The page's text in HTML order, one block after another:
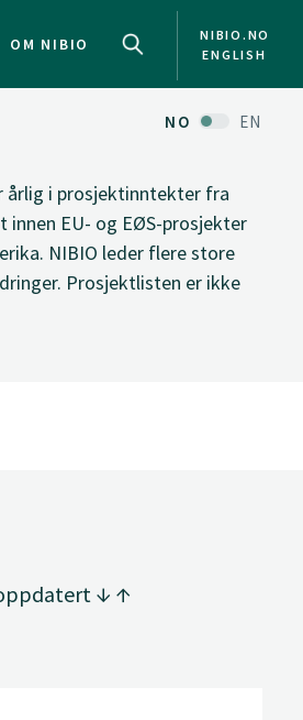
OM NIBIO
NIBIO.NO
ENGLISH
NO EN
årlig i prosjektinntekter fra
innen EU- og EØS-prosjekter
NIBIO leder flere store
Prosjektlisten er ikke